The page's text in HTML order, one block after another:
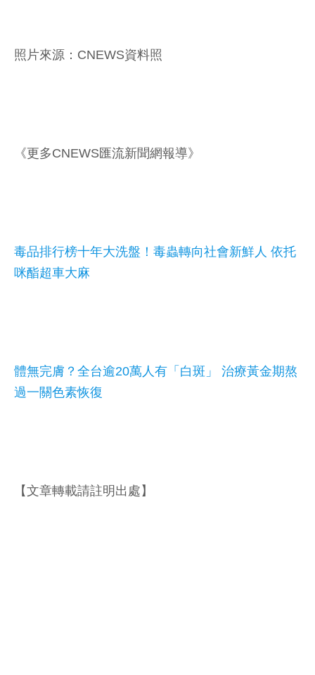
照片來源：CNEWS資料照
《更多CNEWS匯流新聞網報導》
毒品排行榜十年大洗盤！毒蟲轉向社會新鮮人 依托
咪酯超車大麻
體無完膚？全台逾20萬人有「白斑」 治療黃金期熬
過一關色素恢復
【文章轉載請註明出處】